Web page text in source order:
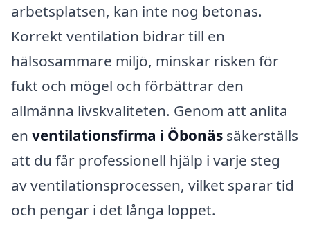
arbetsplatsen, kan inte nog betonas.
Korrekt ventilation bidrar till en
hälsosammare miljö, minskar risken för
fukt och mögel och förbättrar den
allmänna livskvaliteten. Genom att anlita
en ventilationsfirma i Öbonäs säkerställs
att du får professionell hjälp i varje steg
av ventilationsprocessen, vilket sparar tid
och pengar i det långa loppet.